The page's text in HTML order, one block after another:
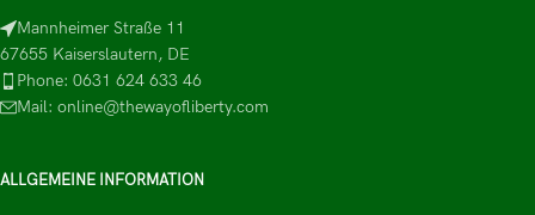
Mannheimer Straße 11
67655 Kaiserslautern, DE
Phone: 0631 624 633 46
Mail: online@thewayofliberty.com
ALLGEMEINE INFORMATION